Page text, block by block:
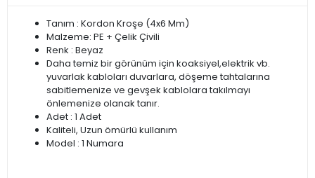
Tanım : Kordon Kroşe (4x6 Mm)
Malzeme: PE + Çelik Çivili
Renk : Beyaz
Daha temiz bir görünüm için koaksiyel,elektrik vb.
yuvarlak kabloları duvarlara, döşeme tahtalarına
sabitlemenize ve gevşek kablolara takılmayı
önlemenize olanak tanır.
Adet : 1 Adet
Kaliteli, Uzun ömürlü kullanım
Model : 1 Numara